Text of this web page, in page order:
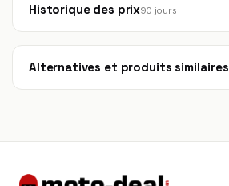
Historique des prix90 jours
Alternatives et produits similaires